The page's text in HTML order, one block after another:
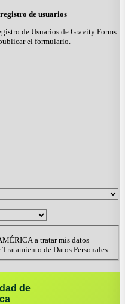
de usuarios
de Usuarios de Gravity Forms.
el formulario.
a tratar mis datos
de Datos Personales.